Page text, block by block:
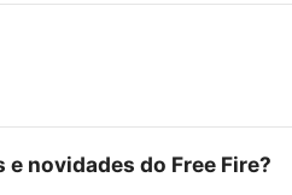
novidades do Free Fire?